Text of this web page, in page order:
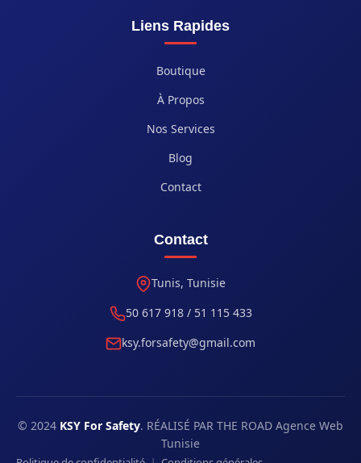
Liens Rapides
Boutique
À Propos
Nos Services
Blog
Contact
Contact
Tunis, Tunisie
50 617 918 / 51 115 433
ksy.forsafety@gmail.com
© 2024 KSY For Safety. RÉALISÉ PAR THE ROAD Agence Web
Tunisie